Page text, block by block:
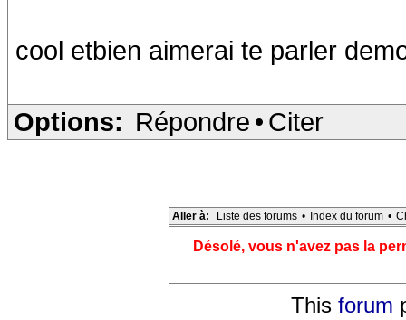
cool etbien aimerai te parler
Options: Répondre • Citer
Aller à: Liste des forums • Index du forum •
Désolé, vous n'avez pas la
This forum